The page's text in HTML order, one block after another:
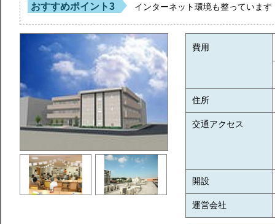
おすすめポイント3 インターネット環境も整っています
費用
住所
交通アクセス
開設
運営会社